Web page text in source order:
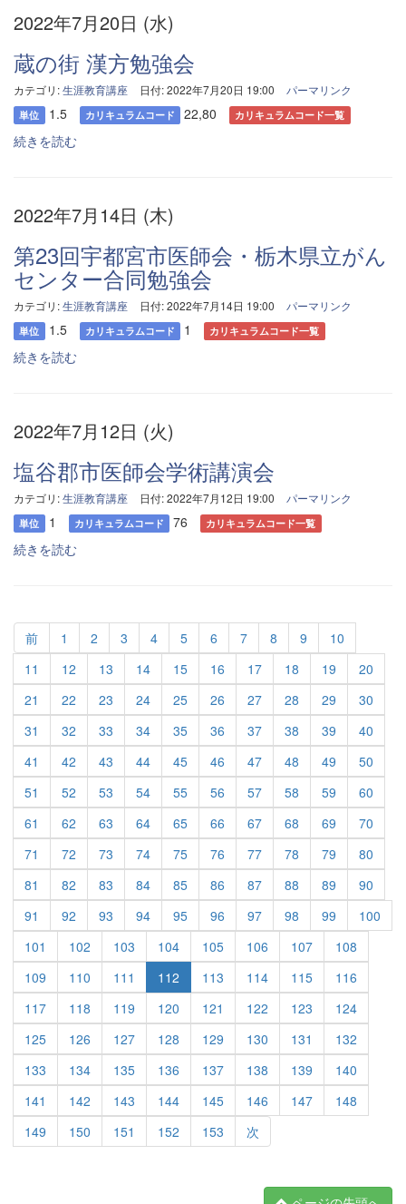
2022年7月20日 (水)
蔵の街 漢方勉強会
カテゴリ:生涯教育講座 日付: 2022年7月20日 19:00 パーマリンク
単位 1.5 カリキュラムコード 22,80 カリキュラムコード一覧
続きを読む
2022年7月14日 (木)
第23回宇都宮市医師会・栃木県立がん
センター合同勉強会
カテゴリ:生涯教育講座 日付: 2022年7月14日 19:00 パーマリンク
単位 1.5 カリキュラムコード 1 カリキュラムコード一覧
続きを読む
2022年7月12日 (火)
塩谷郡市医師会学術講演会
カテゴリ:生涯教育講座 日付: 2022年7月12日 19:00 パーマリンク
単位 1 カリキュラムコード 76 カリキュラムコード一覧
続きを読む
前 1 2 3 4 5 6 7 8 9
10
11
12 13 14 15 16 17 18 19
20
21
22 23 24 25 26 27 28 29
30
31
32 33 34 35 36 37 38 39
40
41
42 43 44 45 46 47 48 49
50
51
52 53 54 55 56 57 58 59
60
61
62 63 64 65 66 67 68 69
70
71
72 73 74 75 76 77 78 79
80
81
82 83 84 85 86 87 88 89
90
91
92 93 94 95 96 97 98 99
100
101
102 103 104 105 106 107
108
109
110 111 112 113 114 115
116
117
118 119 120 121 122 123
124
125
126 127 128 129 130 131
132
133
134 135 136 137 138 139
140
141
142 143 144 145 146 147
148
149
150 151 152 153 次